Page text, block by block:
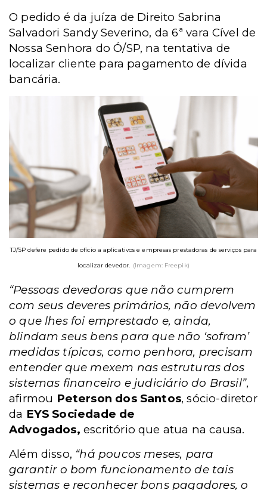
O pedido é da juíza de Direito Sabrina
Salvadori Sandy Severino, da 6ª vara Cível de
Nossa Senhora do Ó/SP, na tentativa de
localizar cliente para pagamento de dívida
bancária.
TJ/SP defere pedido de ofício a aplicativos e empresas prestadoras de serviços para
localizar devedor.
(Imagem: Freepik)
“Pessoas devedoras que não cumprem
com seus deveres primários, não devolvem
o que lhes foi emprestado e, ainda,
blindam seus bens para que não ‘sofram’
medidas típicas, como penhora, precisam
entender que mexem nas estruturas dos
sistemas financeiro e judiciário do Brasil”,
afirmou Peterson dos Santos, sócio-diretor
da EYS Sociedade de
Advogados,escritório que atua na causa.
Além disso, “há poucos meses, para
garantir o bom funcionamento de tais
sistemas e reconhecer bons pagadores, o